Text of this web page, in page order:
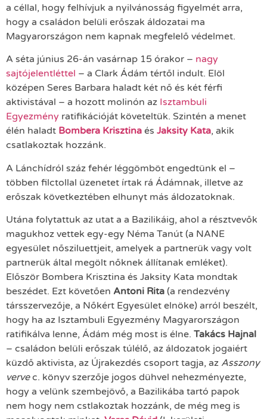
a céllal, hogy felhívjuk a nyilvánosság figyelmét arra,
hogy a családon belüli erőszak áldozatai ma
Magyarországon nem kapnak megfelelő védelmet.
A séta június 26-án vasárnap 15 órakor – nagy
sajtójelentléttel – a Clark Ádám tértől indult. Elöl
középen Seres Barbara haladt két nő és két férfi
aktivistával – a hozott molinón az Isztambuli
Egyezmény ratifikációját követeltük. Szintén a menet
élén haladt Bombera Krisztina és Jaksity Kata, akik
csatlakoztak hozzánk.
A Lánchídról száz fehér léggömböt engedtünk el –
többen filctollal üzenetet írtak rá Ádámnak, illetve az
erőszak következtében elhunyt más áldozatoknak.
Utána folytattuk az utat a a Bazilikáig, ahol a résztvevők
magukhoz vettek egy-egy Néma Tanút (a NANE
egyesület nősziluettjeit, amelyek a partnerük vagy volt
partnerük által megölt nőknek állítanak emléket).
Először Bombera Krisztina és Jaksity Kata mondtak
beszédet. Ezt követően Antoni Rita (a rendezvény
társszervezője, a Nőkért Egyesület elnöke) arról beszélt,
hogy ha az Isztambuli Egyezmény Magyarországon
ratifikálva lenne, Ádám még most is élne. Takács Hajnal
– családon belüli erőszak túlélő, az áldozatok jogaiért
küzdő aktivista, az Újrakezdés csoport tagja, az Asszony
vervec. könyv szerzője jogos dühvel nehezményezte,
hogy a velünk szembejövő, a Bazilikába tartó papok
nem hogy nem cstlakoztak hozzánk, de még meg is